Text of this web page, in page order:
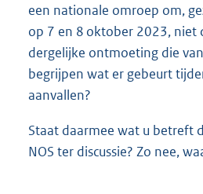
een nationale omroep om,
op 7 en 8 oktober 2023, niet
dergelijke ontmoeting die
begrijpen wat er gebeurt
aanvallen?
Staat daarmee wat u betreft
NOS ter discussie? Zo nee,